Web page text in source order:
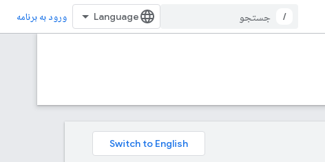
/ ورود به برنامه